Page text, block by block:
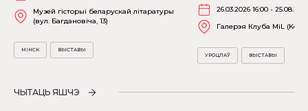
Музей гісторыі беларускай літаратуры
(вул. Багдановіча, 13)
МІНСК ВЫСТАВЫ
26.03.2026 16:00 -
Галерэя Клуба MiL
УРОЦЛАЎ ВЫСТАВЫ
ЧЫТАЦЬ ЯШЧЭ